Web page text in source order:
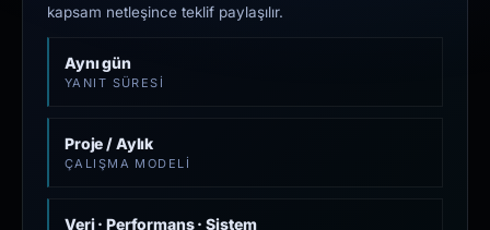
kapsam netleşince teklif paylaşılır.
Aynı gün
YANIT SÜRESI
Proje / Aylık
ÇALIŞMA MODELI
Veri · Performans · Sistem